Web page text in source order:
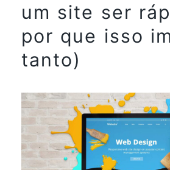
um site ser
por que isso
tanto)